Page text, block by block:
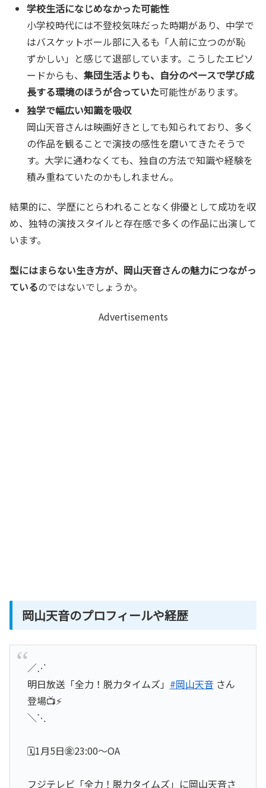
学校生活になじめなかった可能性
小学校時代には不登校気味だった時期があり、中学で
はバスケットボール部に入るも「人前に立つのが恥
ずかしい」と感じて退部しています。こうしたエピソ
ードからも、集団生活よりも、自分のペースで学び成
長する環境のほうが合っていた可能性があります。
独学で幅広い知識を吸収
岡山天音さんは映画好きとしても知られており、多く
の作品を観ることで演技の感性を磨いてきたそうで
す。大学に通わなくても、独自の方法で知識や経験を
積み重ねていたのかもしれません。
結果的に、学歴にとらわれることなく俳優として成功を収
め、独特の演技スタイルと存在感で多くの作品に出演して
います。
型にはまらない生き方が、岡山天音さんの魅力につながっ
ているのではないでしょうか。
Advertisements
岡山天音のプロフィールや経歴
／⋰
明日放送「全力！脱力タイムズ」 #岡山天音さん
登場📺⚡️
＼⋱
🗓️1月5日㊎23:00〜OA
フジテレビ「全力！脱力タイムズ」に岡山天音さ